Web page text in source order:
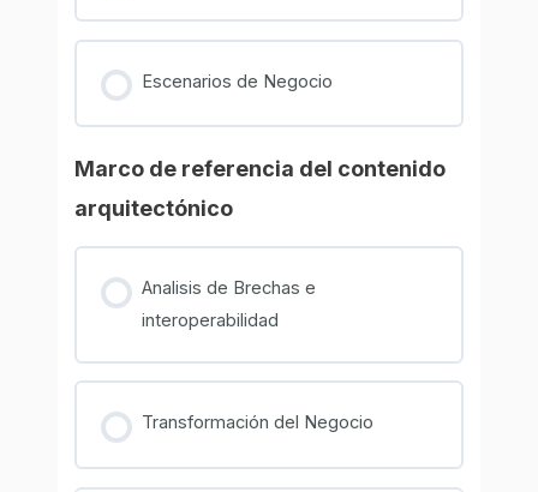
Escenarios de Negocio
Marco de referencia del contenido
arquitectónico
Analisis de Brechas e
interoperabilidad
Transformación del Negocio